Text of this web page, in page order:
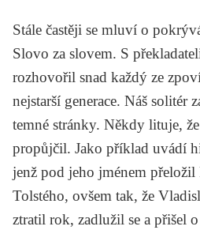
Stále častěji se mluví o
Slovo za slovem. S
rozhovořil snad každý ze
nejstarší generace. Náš solitér
temné stránky. Někdy lituje,
propůjčil. Jako příklad uvádí
jenž pod jeho jménem přeložil
Tolstého, ovšem tak, že
ztratil rok, zadlužil se a přišel